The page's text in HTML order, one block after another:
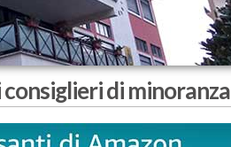
di minoranza